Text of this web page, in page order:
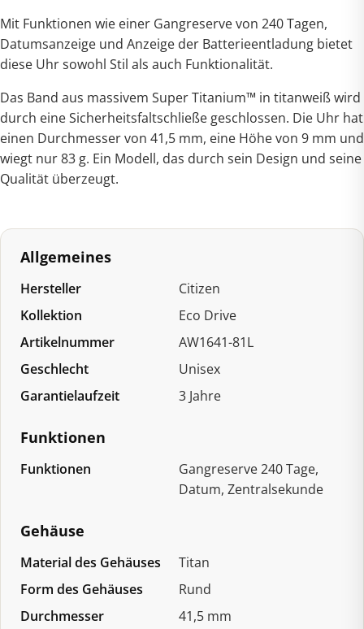
Mit Funktionen wie einer Gangreserve von 240 Tagen,
Datumsanzeige und Anzeige der Batterieentladung bietet
diese Uhr sowohl Stil als auch Funktionalität.
Das Band aus massivem Super Titanium™ in titanweiß wird
durch eine Sicherheitsfaltschließe geschlossen. Die Uhr hat
einen Durchmesser von 41,5 mm, eine Höhe von 9 mm und
wiegt nur 83 g. Ein Modell, das durch sein Design und seine
Qualität überzeugt.
Allgemeines
Hersteller
Citizen
Kollektion
Eco Drive
Artikelnummer
AW1641-81L
Geschlecht
Unisex
Garantielaufzeit
3 Jahre
Funktionen
Funktionen
Gangreserve 240 Tage,
Datum, Zentralsekunde
Gehäuse
Material des Gehäuses
Titan
Form des Gehäuses
Rund
Durchmesser
41,5 mm